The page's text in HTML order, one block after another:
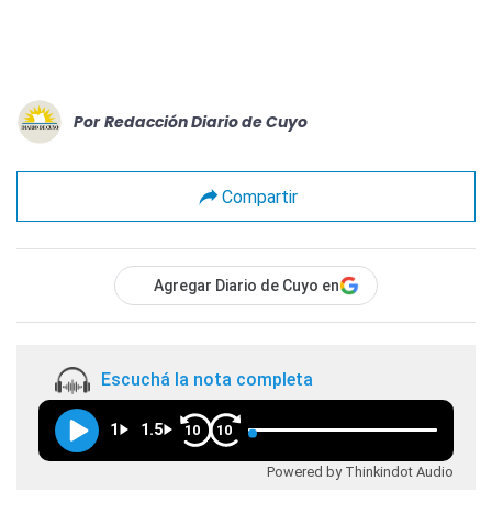
Por Redacción Diario de Cuyo
Compartir
Agregar Diario de Cuyo en
Escuchá la nota completa
1 1.5 10 10
Powered by Thinkindot Audio